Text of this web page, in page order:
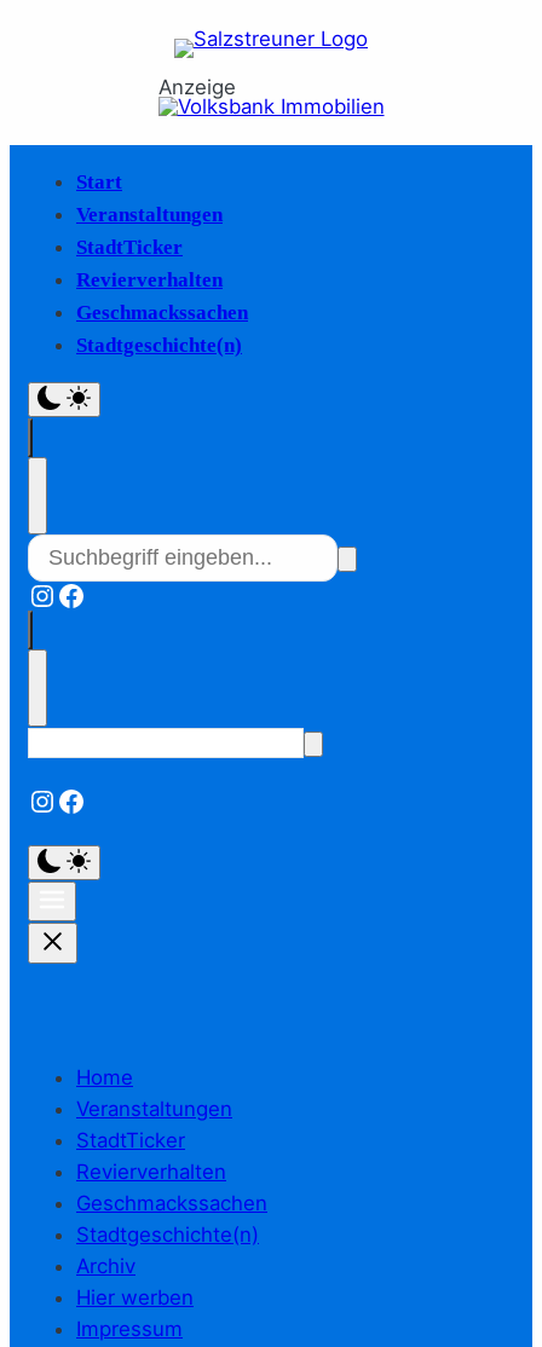
Anzeige
Start
Veranstaltungen
StadtTicker
Revierverhalten
Geschmackssachen
Stadtgeschichte(n)
Instagram
Facebook
Instagram
Facebook
Home
Veranstaltungen
StadtTicker
Revierverhalten
Geschmackssachen
Stadtgeschichte(n)
Archiv
Hier werben
Impressum